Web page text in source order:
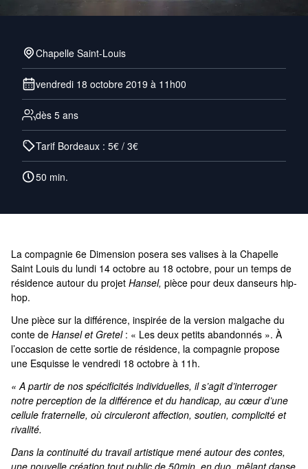
Chapelle Saint-Louis
vendredi 18 octobre 2019 à 11h00
dès 5 ans
Tarif Bordeaux : 5€ / 3€
50 min.
La compagnie 6e Dimension posera ses valises à la Chapelle
Saint Louis du lundi 14 octobre au 18 octobre, pour un temps de
résidence autour du projet Hansel, pièce pour deux danseurs hip-
hop.
Une pièce sur la différence, inspirée de la version malgache du
conte de Hansel et Gretel: « Les deux petits abandonnés ». À
l’occasion de cette sortie de résidence, la compagnie propose
une Esquisse le vendredi 18 octobre à 11h.
« A partir de nos spécificités individuelles, il s’agit d’interroger
notre perception de la différence et du handicap, au cœur d’une
cellule fraternelle, où circuleront affection, soutien, complicité et
rivalité.
Dans la continuité du travail artistique mené autour des contes,
une nouvelle création tout public de 50min, en duo, mêlant danse